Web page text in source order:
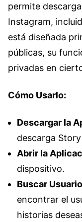
permite
Instagram,
está diseñada
públicas, su
privadas en
Cómo Usarlo:
Descargar la
descarga
Abrir la
dispositivo.
Buscar
encontrar el
historias